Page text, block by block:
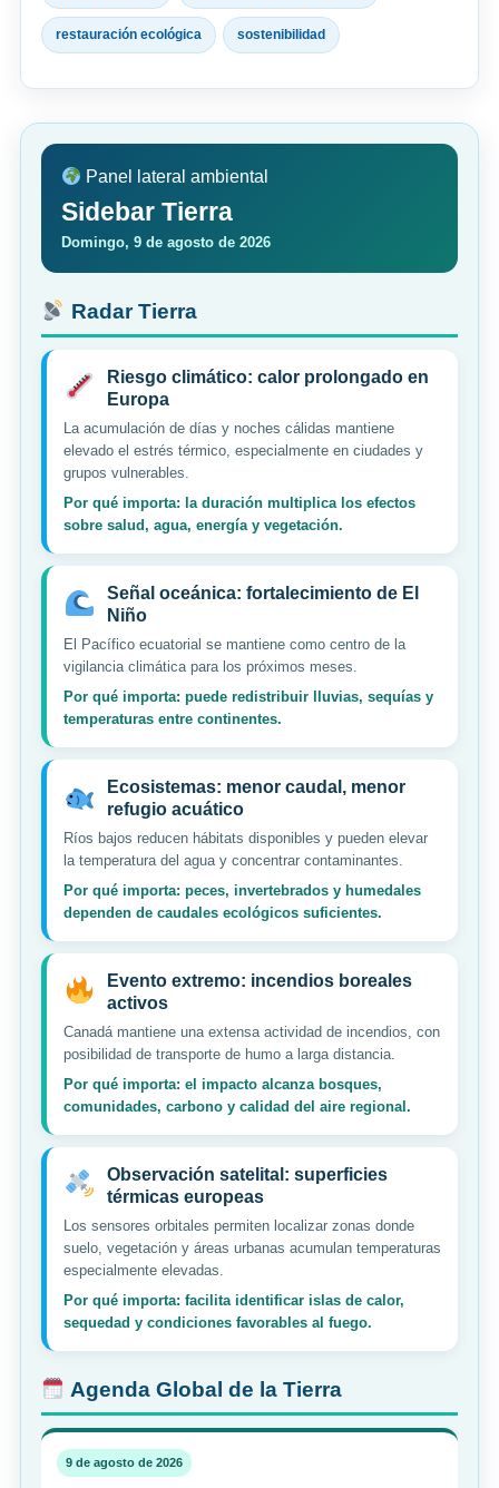
restauración ecológica sostenibilidad
Panel lateral ambiental
Sidebar Tierra
Domingo, 9 de agosto de 2026
Radar Tierra
Riesgo climático: calor prolongado en
Europa
La acumulación de días y noches cálidas mantiene
elevado el estrés térmico, especialmente en ciudades y
grupos vulnerables.
Por qué importa: la duración multiplica los efectos
sobre salud, agua, energía y vegetación.
Señal oceánica: fortalecimiento de El
Niño
El Pacífico ecuatorial se mantiene como centro de la
vigilancia climática para los próximos meses.
Por qué importa: puede redistribuir lluvias, sequías y
temperaturas entre continentes.
Ecosistemas: menor caudal, menor
refugio acuático
Ríos bajos reducen hábitats disponibles y pueden elevar
la temperatura del agua y concentrar contaminantes.
Por qué importa: peces, invertebrados y humedales
dependen de caudales ecológicos suficientes.
Evento extremo: incendios boreales
activos
Canadá mantiene una extensa actividad de incendios, con
posibilidad de transporte de humo a larga distancia.
Por qué importa: el impacto alcanza bosques,
comunidades, carbono y calidad del aire regional.
Observación satelital: superficies
térmicas europeas
Los sensores orbitales permiten localizar zonas donde
suelo, vegetación y áreas urbanas acumulan temperaturas
especialmente elevadas.
Por qué importa: facilita identificar islas de calor,
sequedad y condiciones favorables al fuego.
Agenda Global de la Tierra
9 de agosto de 2026